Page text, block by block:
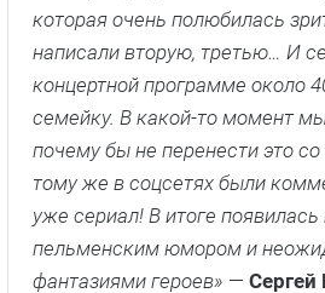
которая очень полюбилась
написали вторую, третью… И
концертной программе около
семейку. В какой-то момент
почему бы не перенести это
тому же в соцсетях были
уже сериал! В итоге
пельменским юмором и
фантазиями героев» —